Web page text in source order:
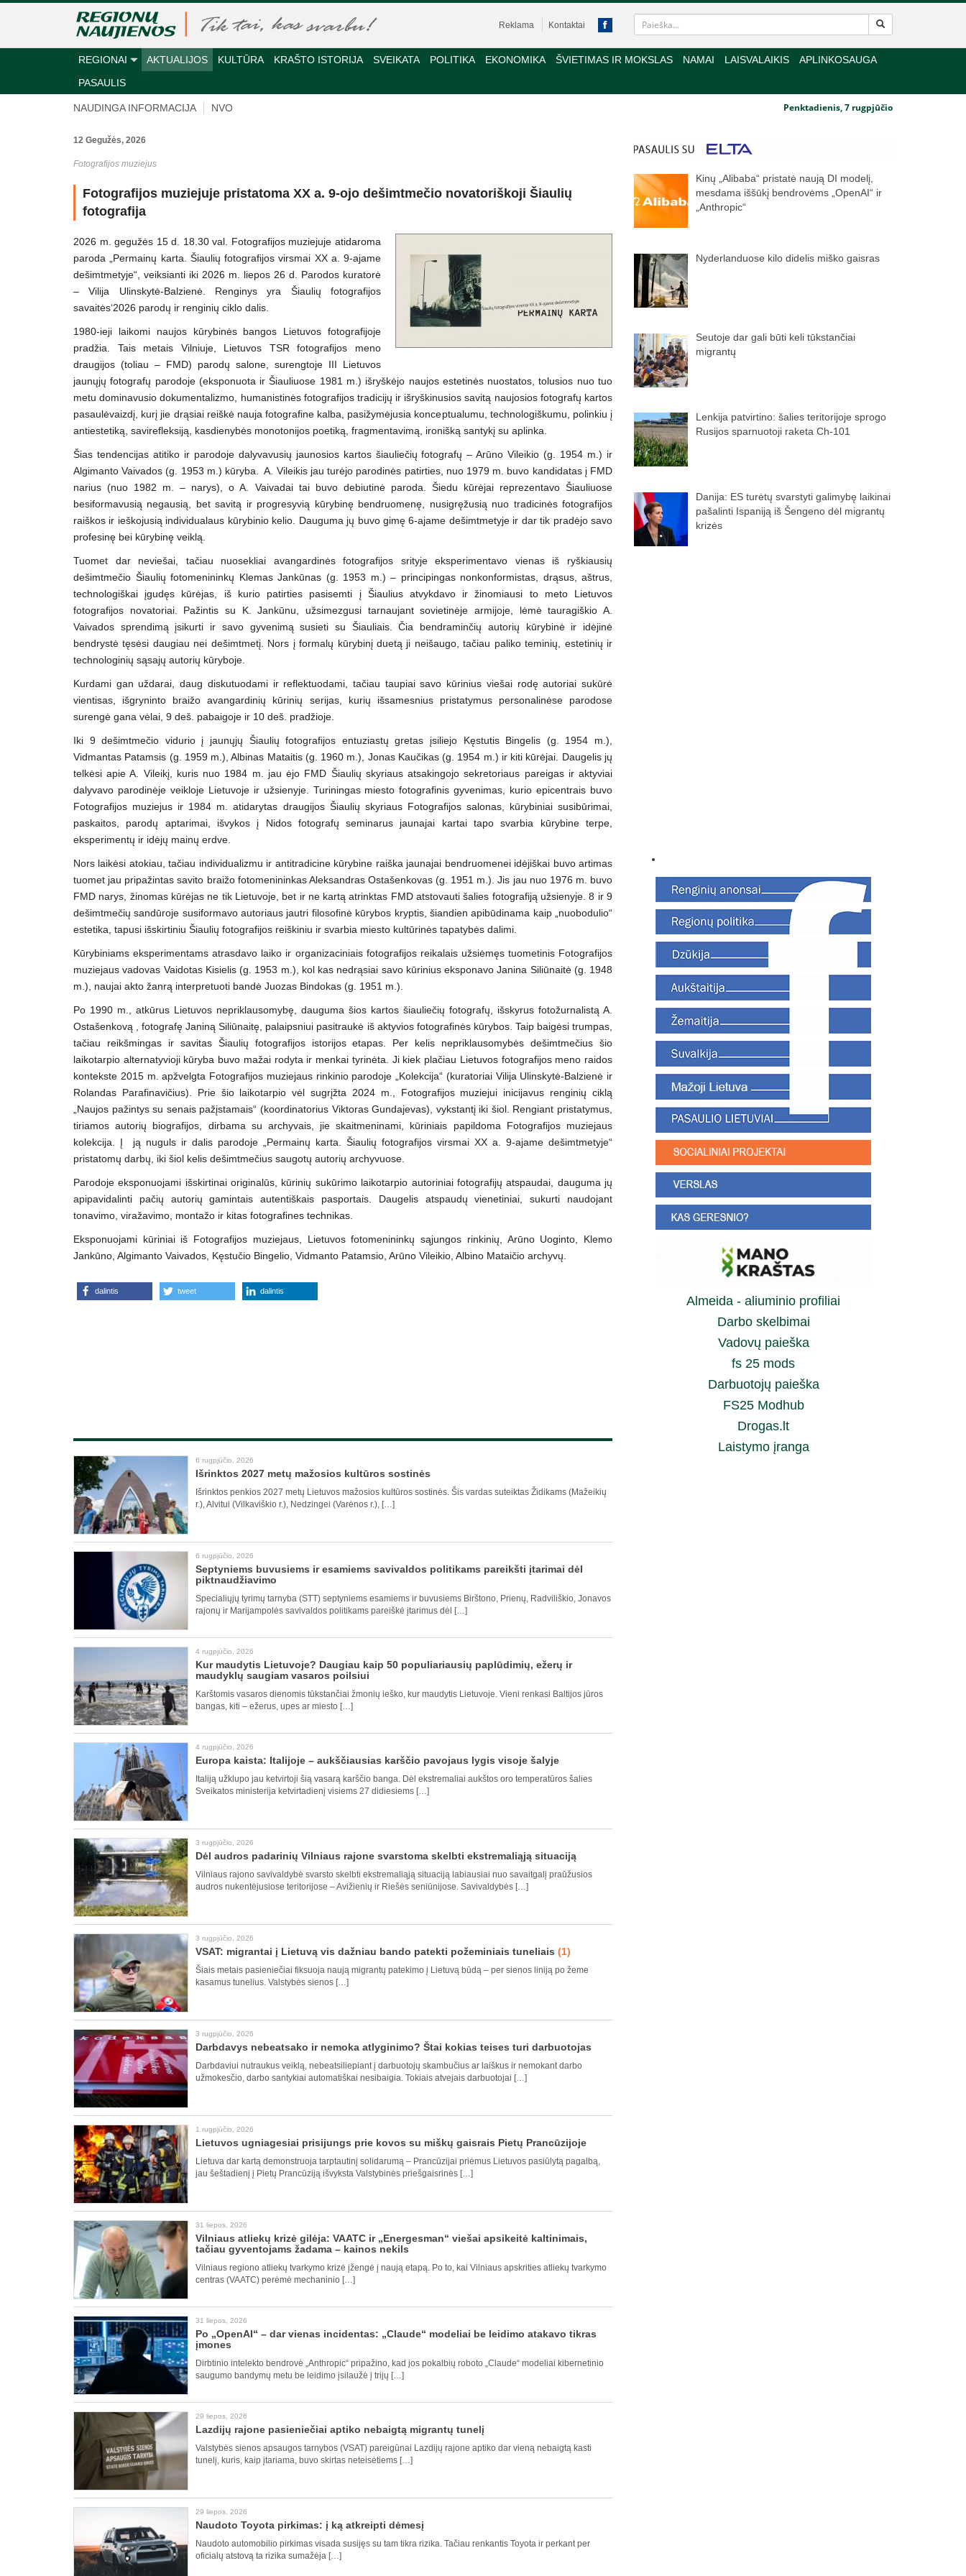
Reklama Kontaktai
REGIONAI AKTUALIJOS KULTŪRA KRAŠTO ISTORIJA SVEIKATA POLITIKA EKONOMIKA ŠVIETIMAS IR MOKSLAS NAMAI LAISVALAIKIS
APLINKOSAUGA
PASAULIS
Penktadienis, 7 rugpjūčio
NAUDINGA INFORMACIJA NVO
12 Gegužės, 2026
Fotografijos muziejus
Fotografijos muziejuje pristatoma XX a. 9-ojo dešimtmečio novatoriškoji Šiaulių
fotografija
2026 m. gegužės 15 d. 18.30 val. Fotografijos muziejuje atidaroma
paroda „Permainų karta. Šiaulių fotografijos virsmai XX a. 9-ajame
dešimtmetyje“, veiksianti iki 2026 m. liepos 26 d. Parodos kuratorė
– Vilija Ulinskytė-Balzienė. Renginys yra Šiaulių fotografijos
savaitės‘2026 parodų ir renginių ciklo dalis.
1980-ieji laikomi naujos kūrybinės bangos Lietuvos fotografijoje
pradžia. Tais metais Vilniuje, Lietuvos TSR fotografijos meno
draugijos (toliau – FMD) parodų salone, surengtoje III Lietuvos
jaunųjų fotografų parodoje (eksponuota ir Šiauliuose 1981 m.) išryškėjo naujos estetinės nuostatos, tolusios nuo tuo
metu dominavusio dokumentalizmo, humanistinės fotografijos tradicijų ir išryškinusios savitą naujosios fotografų kartos
pasaulėvaizdį, kurį jie drąsiai reiškė nauja fotografine kalba, pasižymėjusia konceptualumu, technologiškumu, polinkiu į
antiestetiką, savirefleksiją, kasdienybės monotonijos poetiką, fragmentavimą, ironišką santykį su aplinka.
Šias tendencijas atitiko ir parodoje dalyvavusių jaunosios kartos šiauliečių fotografų – Arūno Vileikio (g. 1954 m.) ir
Algimanto Vaivados (g. 1953 m.) kūryba. A. Vileikis jau turėjo parodinės patirties, nuo 1979 m. buvo kandidatas į FMD
narius (nuo 1982 m. – narys), o A. Vaivadai tai buvo debiutinė paroda. Šiedu kūrėjai reprezentavo Šiauliuose
besiformavusią negausią, bet savitą ir progresyvią kūrybinę bendruomenę, nusigręžusią nuo tradicinės fotografijos
raiškos ir ieškojusią individualaus kūrybinio kelio. Dauguma jų buvo gimę 6-ajame dešimtmetyje ir dar tik pradėjo savo
profesinę bei kūrybinę veiklą.
Tuomet dar neviešai, tačiau nuosekliai avangardinės fotografijos srityje eksperimentavo vienas iš ryškiausių
dešimtmečio Šiaulių fotomenininkų Klemas Jankūnas (g. 1953 m.) – principingas nonkonformistas, drąsus, aštrus,
technologiškai įgudęs kūrėjas, iš kurio patirties pasisemti į Šiaulius atvykdavo ir žinomiausi to meto Lietuvos
fotografijos novatoriai. Pažintis su K. Jankūnu, užsimezgusi tarnaujant sovietinėje armijoje, lėmė tauragiškio A.
Vaivados sprendimą įsikurti ir savo gyvenimą susieti su Šiauliais. Čia bendraminčių autorių kūrybinė ir idėjinė
bendrystė tęsėsi daugiau nei dešimtmetį. Nors į formalų kūrybinį duetą ji neišaugo, tačiau paliko teminių, estetinių ir
technologinių sąsajų autorių kūryboje.
Kurdami gan uždarai, daug diskutuodami ir reflektuodami, tačiau taupiai savo kūrinius viešai rodę autoriai sukūrė
vientisas, išgryninto braižo avangardinių kūrinių serijas, kurių išsamesnius pristatymus personalinėse parodose
surengė gana vėlai, 9 deš. pabaigoje ir 10 deš. pradžioje.
Iki 9 dešimtmečio vidurio į jaunųjų Šiaulių fotografijos entuziastų gretas įsiliejo Kęstutis Bingelis (g. 1954 m.),
Vidmantas Patamsis (g. 1959 m.), Albinas Mataitis (g. 1960 m.), Jonas Kaučikas (g. 1954 m.) ir kiti kūrėjai. Daugelis jų
telkėsi apie A. Vileikį, kuris nuo 1984 m. jau ėjo FMD Šiaulių skyriaus atsakingojo sekretoriaus pareigas ir aktyviai
dalyvavo parodinėje veikloje Lietuvoje ir užsienyje. Turiningas miesto fotografinis gyvenimas, kurio epicentrais buvo
Fotografijos muziejus ir 1984 m. atidarytas draugijos Šiaulių skyriaus Fotografijos salonas, kūrybiniai susibūrimai,
paskaitos, parodų aptarimai, išvykos į Nidos fotografų seminarus jaunajai kartai tapo svarbia kūrybine terpe,
eksperimentų ir idėjų mainų erdve.
Nors laikėsi atokiau, tačiau individualizmu ir antitradicine kūrybine raiška jaunajai bendruomenei idėjiškai buvo artimas
tuomet jau pripažintas savito braižo fotomenininkas Aleksandras Ostašenkovas (g. 1951 m.). Jis jau nuo 1976 m. buvo
FMD narys, žinomas kūrėjas ne tik Lietuvoje, bet ir ne kartą atrinktas FMD atstovauti šalies fotografiją užsienyje. 8 ir 9
dešimtmečių sandūroje susiformavo autoriaus jautri filosofinė kūrybos kryptis, šiandien apibūdinama kaip „nuobodulio“
estetika, tapusi išskirtiniu Šiaulių fotografijos reiškiniu ir svarbia miesto kultūrinės tapatybės dalimi.
Kūrybiniams eksperimentams atrasdavo laiko ir organizaciniais fotografijos reikalais užsiėmęs tuometinis Fotografijos
muziejaus vadovas Vaidotas Kisielis (g. 1953 m.), kol kas nedrąsiai savo kūrinius eksponavo Janina Siliūnaitė (g. 1948
m.), naujai akto žanrą interpretuoti bandė Juozas Bindokas (g. 1951 m.).
Po 1990 m., atkūrus Lietuvos nepriklausomybę, dauguma šios kartos šiauliečių fotografų, išskyrus fotožurnalistą A.
Ostašenkovą , fotografę Janiną Siliūnaitę, palaipsniui pasitraukė iš aktyvios fotografinės kūrybos. Taip baigėsi trumpas,
tačiau reikšmingas ir savitas Šiaulių fotografijos istorijos etapas. Per kelis nepriklausomybės dešimtmečius šio
laikotarpio alternatyvioji kūryba buvo mažai rodyta ir menkai tyrinėta. Ji kiek plačiau Lietuvos fotografijos meno raidos
kontekste 2015 m. apžvelgta Fotografijos muziejaus rinkinio parodoje „Kolekcija“ (kuratoriai Vilija Ulinskytė-Balzienė ir
Rolandas Parafinavičius). Prie šio laikotarpio vėl sugrįžta 2024 m., Fotografijos muziejui inicijavus renginių ciklą
„Naujos pažintys su senais pažįstamais“ (koordinatorius Viktoras Gundajevas), vykstantį iki šiol. Rengiant pristatymus,
tiriamos autorių biografijos, dirbama su archyvais, jie skaitmeninami, kūriniais papildoma Fotografijos muziejaus
kolekcija. Į ją nuguls ir dalis parodoje „Permainų karta. Šiaulių fotografijos virsmai XX a. 9-ajame dešimtmetyje“
pristatomų darbų, iki šiol kelis dešimtmečius saugotų autorių archyvuose.
Parodoje eksponuojami išskirtinai originalūs, kūrinių sukūrimo laikotarpio autoriniai fotografijų atspaudai, dauguma jų
apipavidalinti pačių autorių gamintais autentiškais pasportais. Daugelis atspaudų vienetiniai, sukurti naudojant
tonavimo, viražavimo, montažo ir kitas fotografines technikas.
Eksponuojami kūriniai iš Fotografijos muziejaus, Lietuvos fotomenininkų sąjungos rinkinių, Arūno Uoginto, Klemo
Jankūno, Algimanto Vaivados, Kęstučio Bingelio, Vidmanto Patamsio, Arūno Vileikio, Albino Mataičio archyvų.
dalintis tweet dalintis
6 rugpjūčio, 2026
Išrinktos 2027 metų mažosios kultūros sostinės
Išrinktos penkios 2027 metų Lietuvos mažosios kultūros sostinės. Šis vardas suteiktas Židikams (Mažeikių
r.), Alvitui (Vilkaviškio r.), Nedzingei (Varėnos r.), […]
6 rugpjūčio, 2026
Septyniems buvusiems ir esamiems savivaldos politikams pareikšti įtarimai dėl
piktnaudžiavimo
Specialiųjų tyrimų tarnyba (STT) septyniems esamiems ir buvusiems Birštono, Prienų, Radviliškio, Jonavos
rajonų ir Marijampolės savivaldos politikams pareiškė įtarimus dėl […]
4 rugpjūčio, 2026
Kur maudytis Lietuvoje? Daugiau kaip 50 populiariausių paplūdimių, ežerų ir
maudyklų saugiam vasaros poilsiui
Karštomis vasaros dienomis tūkstančiai žmonių ieško, kur maudytis Lietuvoje. Vieni renkasi Baltijos jūros
bangas, kiti – ežerus, upes ar miesto […]
4 rugpjūčio, 2026
Europa kaista: Italijoje – aukščiausias karščio pavojaus lygis visoje šalyje
Italiją užklupo jau ketvirtoji šią vasarą karščio banga. Dėl ekstremaliai aukštos oro temperatūros šalies
Sveikatos ministerija ketvirtadienį visiems 27 didiesiems […]
3 rugpjūčio, 2026
Dėl audros padarinių Vilniaus rajone svarstoma skelbti ekstremaliąją situaciją
Vilniaus rajono savivaldybė svarsto skelbti ekstremaliąją situaciją labiausiai nuo savaitgalį praūžusios
audros nukentėjusiose teritorijose – Avižienių ir Riešės seniūnijose. Savivaldybės […]
3 rugpjūčio, 2026
VSAT: migrantai į Lietuvą vis dažniau bando patekti požeminiais tuneliais (1)
Šiais metais pasieniečiai fiksuoja naują migrantų patekimo į Lietuvą būdą – per sienos liniją po žeme
kasamus tunelius. Valstybės sienos […]
3 rugpjūčio, 2026
Darbdavys nebeatsako ir nemoka atlyginimo? Štai kokias teises turi darbuotojas
Darbdaviui nutraukus veiklą, nebeatsiliepiant į darbuotojų skambučius ar laiškus ir nemokant darbo
užmokesčio, darbo santykiai automatiškai nesibaigia. Tokiais atvejais darbuotojai […]
1 rugpjūčio, 2026
Lietuvos ugniagesiai prisijungs prie kovos su miškų gaisrais Pietų Prancūzijoje
Lietuva dar kartą demonstruoja tarptautinį solidarumą – Prancūzijai priėmus Lietuvos pasiūlytą pagalbą,
jau šeštadienį į Pietų Prancūziją išvyksta Valstybinės priešgaisrinės […]
31 liepos, 2026
Vilniaus atliekų krizė gilėja: VAATC ir „Energesman“ viešai apsikeitė kaltinimais,
tačiau gyventojams žadama – kainos nekils
Vilniaus regiono atliekų tvarkymo krizė įžengė į naują etapą. Po to, kai Vilniaus apskrities atliekų tvarkymo
centras (VAATC) perėmė mechaninio […]
31 liepos, 2026
Po „OpenAI“ – dar vienas incidentas: „Claude“ modeliai be leidimo atakavo tikras
įmones
Dirbtinio intelekto bendrovė „Anthropic“ pripažino, kad jos pokalbių roboto „Claude“ modeliai kibernetinio
saugumo bandymų metu be leidimo įsilaužė į trijų […]
29 liepos, 2026
Lazdijų rajone pasieniečiai aptiko nebaigtą migrantų tunelį
Valstybės sienos apsaugos tarnybos (VSAT) pareigūnai Lazdijų rajone aptiko dar vieną nebaigtą kasti
tunelį, kuris, kaip įtariama, buvo skirtas neteisėtiems […]
29 liepos, 2026
Naudoto Toyota pirkimas: į ką atkreipti dėmesį
Naudoto automobilio pirkimas visada susijęs su tam tikra rizika. Tačiau renkantis Toyota ir perkant per
oficialų atstovą ta rizika sumažėja […]
Kinų „Alibaba“ pristatė naują DI modelį,
mesdama iššūkį bendrovėms „OpenAI“ ir
„Anthropic“
Nyderlanduose kilo didelis miško gaisras
Seutoje dar gali būti keli tūkstančiai
migrantų
Lenkija patvirtino: šalies teritorijoje sprogo
Rusijos sparnuotoji raketa Ch-101
Danija: ES turėtų svarstyti galimybę laikinai
pašalinti Ispaniją iš Šengeno dėl migrantų
krizės
Almeida - aliuminio profiliai
Darbo skelbimai
Vadovų paieška
fs 25 mods
Darbuotojų paieška
FS25 Modhub
Drogas.lt
Laistymo įranga